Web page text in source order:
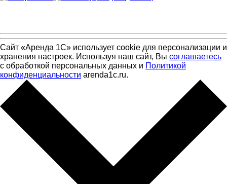
Сайт «Аренда 1С» использует cookie для персонализации и
хранения настроек. Используя наш сайт, Вы соглашаетесь
с обработкой персональных данных и Политикой
конфиденциальности arenda1c.ru.